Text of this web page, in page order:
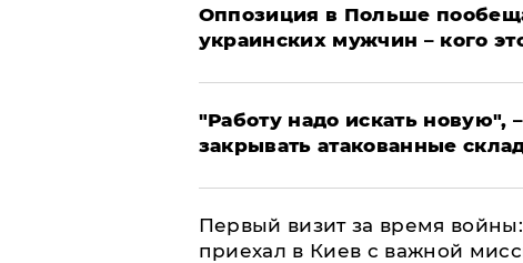
Оппозиция в Польше
украинских мужчин – кого
"Работу надо искать новую",
закрывать атакованные
Первый визит за время
приехал в Киев с важной